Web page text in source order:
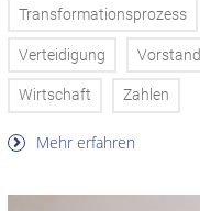
Transformationsprozess
Verteidigung Vorstand
Wirtschaft Zahlen
Mehr erfahren